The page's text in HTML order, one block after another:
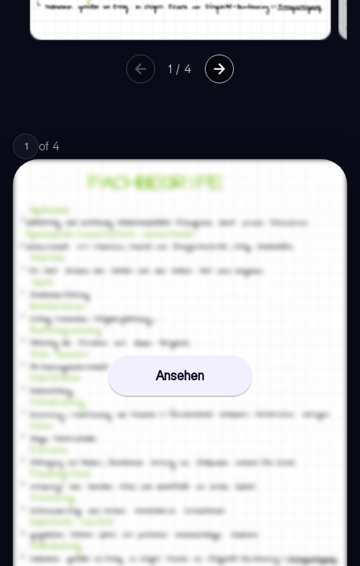
1 /4
1 of 4
Ansehen